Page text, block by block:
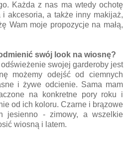
Każda z nas ma wtedy ochotę
akcesoria, a także inny makijaż,
Wam moje propozycje na małą,
swój look na wiosnę?
swojej garderoby jest
możemy odejść od ciemnych
i żywe odcienie. Sama mam
na konkretne pory roku i
od ich koloru. Czarne i brązowe
jesienno - zimowy, a wszelkie
wiosną i latem.